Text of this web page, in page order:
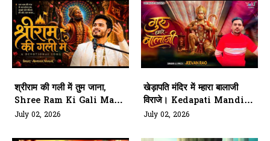
श्रीराम की गली में तुम जाना,
Shree Ram Ki Gali Main
Tum Jaana
July 02, 2026
खेड़ापति मंदिर में म्हारा बालाजी
विराजे। Kedapati Mandir
M Mahara Bala G Viraje
July 02, 2026